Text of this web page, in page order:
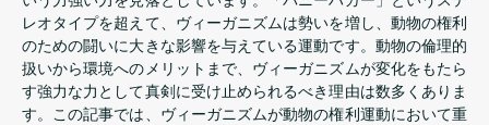
レオタイプを超えて、ヴィーガニズムは勢いを増し、動物の権利
のための闘いに大きな影響を与えている運動です。動物の倫理的
扱いから環境へのメリットまで、ヴィーガニズムが変化をもたら
す強力な力として真剣に受け止められるべき理由は数多くありま
す。この記事では、ヴィーガニズムが動物の権利運動において重